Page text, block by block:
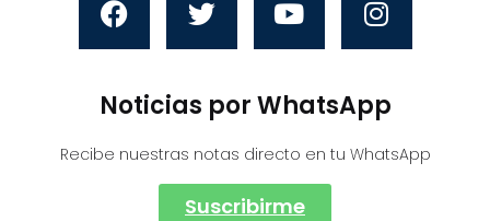
Noticias por WhatsApp
Recibe nuestras notas directo en tu WhatsApp
Suscribirme